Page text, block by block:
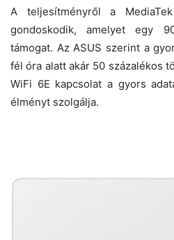
A teljesítményről a
gondoskodik, amelyet egy
támogat. Az ASUS szerint a
fél óra alatt akár 50 százalékos
WiFi 6E kapcsolat a gyors
élményt szolgálja.